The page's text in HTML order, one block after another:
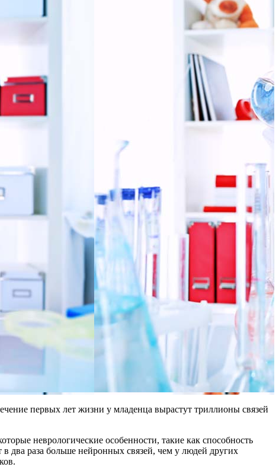
первых лет жизни у младенца вырастут триллионы связей
неврологические особенности, такие как способность
два раза больше нейронных связей, чем у людей других